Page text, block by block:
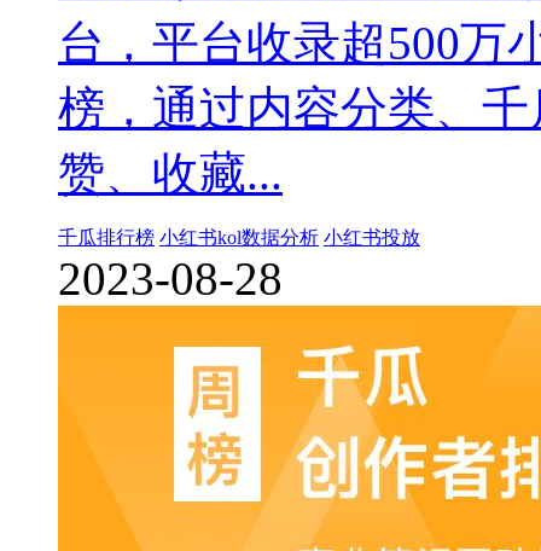
台，平台收录超500万
榜，通过内容分类、
赞、收藏...
千瓜排行榜 小红书kol数据分析 小红书投放
2023-08-28